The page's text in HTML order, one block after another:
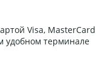
Visa, MasterCard
удобном терминале